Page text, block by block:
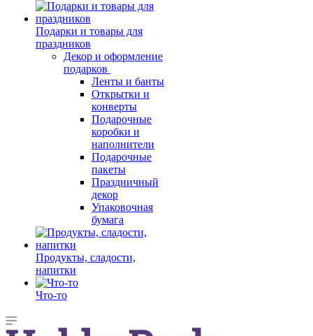
Подарки и товары для
праздников
Декор и оформление
подарков
Ленты и банты
Открытки и
конверты
Подарочные
коробки и
наполнители
Подарочные
пакеты
Праздничный
декор
Упаковочная
бумага
Продукты, сладости,
напитки
Что-то